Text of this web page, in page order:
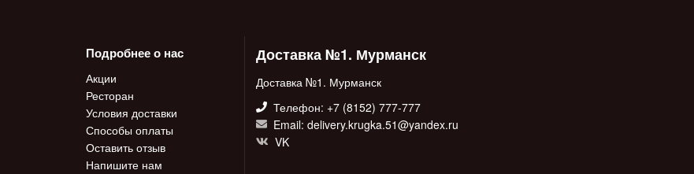
Подробнее о нас
Акции
Ресторан
Условия доставки
Способы оплаты
Оставить отзыв
Напишите нам
Доставка №1. Мурманск
Доставка №1. Мурманск
Телефон: +7 (8152) 777-777
Email: delivery.krugka.51@yandex.ru
VK